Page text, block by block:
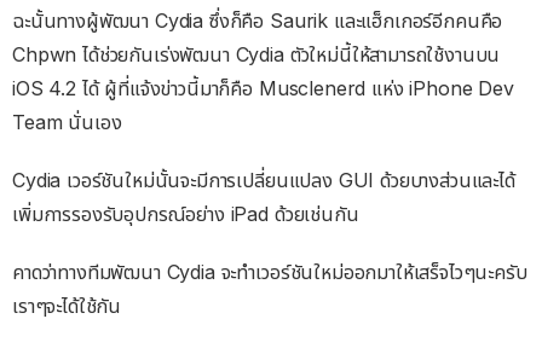
ฉะนั้นทางผู้พัฒนา Cydia ซึ่งก็คือ Saurik และแฮ็กเกอร์อีกคนคือ
Chpwn ได้ช่วยกันเร่งพัฒนา Cydia ตัวใหม่นี้ให้สามารถใช้งานบน
iOS 4.2 ได้ ผู้ที่แจ้งข่าวนี้มาก็คือ Musclenerd แห่ง iPhone Dev
Team นั่นเอง
Cydia เวอร์ชันใหม่นั้นจะมีการเปลี่ยนแปลง GUI ด้วยบางส่วนและได้
เพิ่มการรองรับอุปกรณ์อย่าง iPad ด้วยเช่นกัน
คาดว่าทางทีมพัฒนา Cydia จะทำเวอร์ชันใหม่ออกมาให้เสร็จไวๆนะครับ
เราๆจะได้ใช้กัน